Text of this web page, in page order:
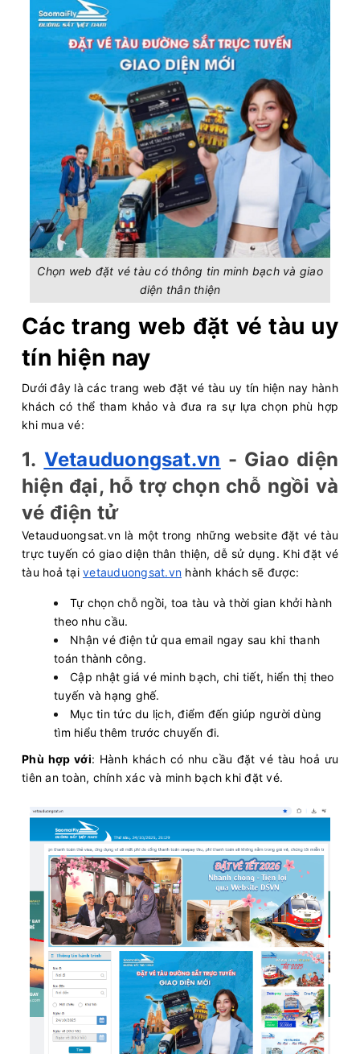
Chọn web đặt vé tàu có thông tin minh bạch và giao
diện thân thiện
Các trang web đặt vé tàu uy
tín hiện nay
Dưới đây là các trang web đặt vé tàu uy tín hiện nay hành
khách có thể tham khảo và đưa ra sự lựa chọn phù hợp
khi mua vé:
1. Vetauduongsat.vn - Giao diện
hiện đại, hỗ trợ chọn chỗ ngồi và
vé điện tử
Vetauduongsat.vn là một trong những website đặt vé tàu
trực tuyến có giao diện thân thiện, dễ sử dụng. Khi đặt vé
tàu hoả tại vetauduongsat.vn hành khách sẽ được:
Tự chọn chỗ ngồi, toa tàu và thời gian khởi hành
theo nhu cầu.
Nhận vé điện tử qua email ngay sau khi thanh
toán thành công.
Cập nhật giá vé minh bạch, chi tiết, hiển thị theo
tuyến và hạng ghế.
Mục tin tức du lịch, điểm đến giúp người dùng
tìm hiểu thêm trước chuyến đi.
Phù hợp với: Hành khách có nhu cầu đặt vé tàu hoả ưu
tiên an toàn, chính xác và minh bạch khi đặt vé.